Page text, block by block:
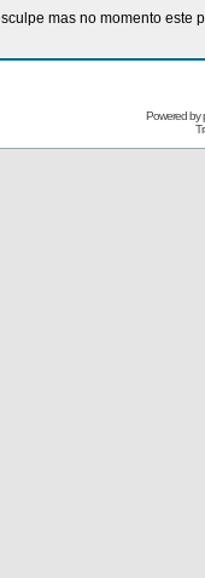
mas no momento este
Powered by